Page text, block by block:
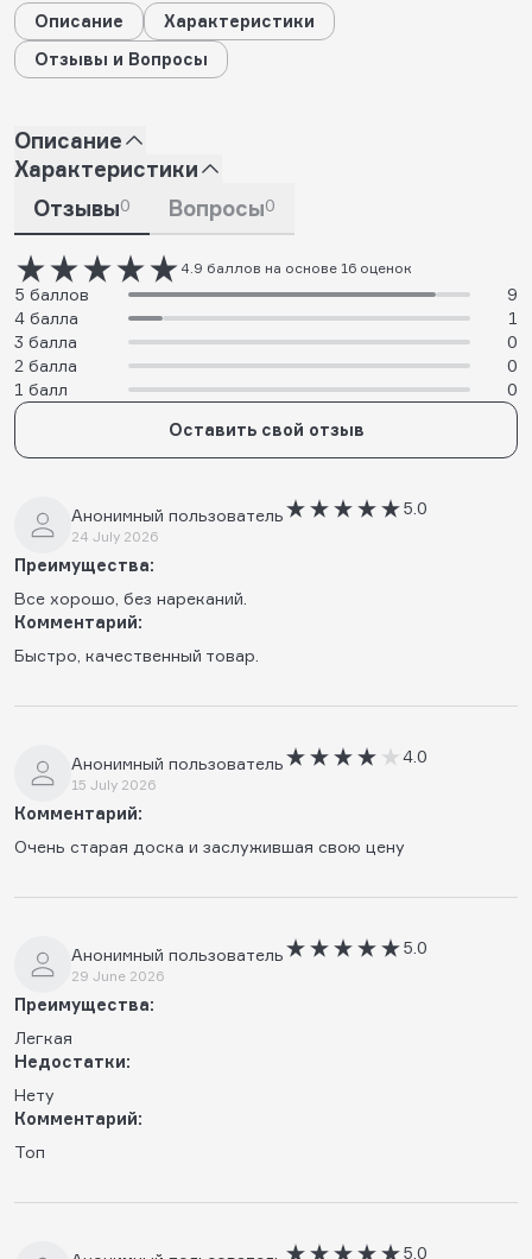
Описание
Характеристики
Отзывы и Вопросы
Описание
Характеристики
Отзывы0 Вопросы0
4.9 баллов на основе 16 оценок
5 баллов
9
4 балла
1
3 балла
0
2 балла
0
1 балл
0
Оставить свой отзыв
Анонимный пользователь
24 July 2026
5.0
Преимущества:
Все хорошо, без нареканий.
Комментарий:
Быстро, качественный товар.
Анонимный пользователь
15 July 2026
4.0
Комментарий:
Очень старая доска и заслужившая свою цену
Анонимный пользователь
29 June 2026
5.0
Преимущества:
Легкая
Недостатки:
Нету
Комментарий:
Топ
5.0